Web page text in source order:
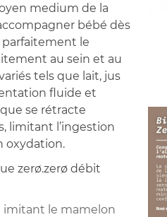
medium de la
bébé dès
parfaitement le
au sein et au
tels que lait, jus
fluide et
se rétracte
limitant l’ingestion
oxydation.
zerø.zerø débit
imitant le mamelon